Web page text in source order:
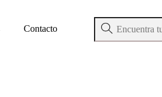
Contacto